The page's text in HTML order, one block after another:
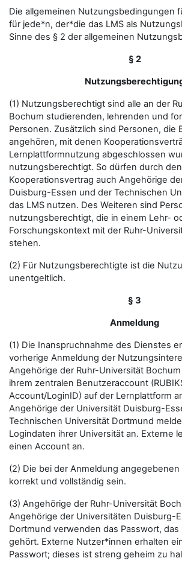
Die allgemeinen Nutzungsbedingungen
für jede*n, der*die das LMS als
Sinne des § 2 der allgemeinen
§ 2
(1) Nutzungsberechtigt sind alle an der
Bochum studierenden, lehrenden und
Personen. Zusätzlich sind Personen, die
angehören, mit denen
Lernplattformnutzung abgeschlossen
nutzungsberechtigt. So dürfen durch
Kooperationsvertrag auch Angehörige
Duisburg-Essen und der Technischen
das LMS nutzen. Des Weiteren sind
nutzungsberechtigt, die in einem Lehr-
Forschungskontext mit der Ruhr-
stehen.
(2) Für Nutzungsberechtigte ist die
unentgeltlich.
§ 3
Anmeldung
(1) Die Inanspruchnahme des Dienstes
vorherige Anmeldung der
Angehörige der Ruhr-Universität
ihrem zentralen Benutzeraccount
Account/LoginID) auf der Lernplattform
Angehörige der Universität Duisburg-
Technischen Universität Dortmund
Logindaten ihrer Universität an. Externe
einen Account an.
(2) Die bei der Anmeldung
korrekt und vollständig sein.
(3) Angehörige der Ruhr-Universität
Angehörige der Universitäten Duisburg-
Dortmund verwenden das Passwort, das
gehört. Externe Nutzer*innen erhalten
Passwort; dieses ist streng geheim zu